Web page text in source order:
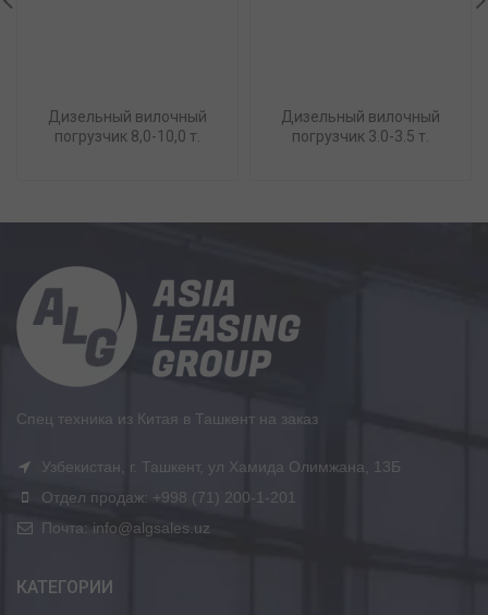
Дизельный вилочный
погрузчик 8,0-10,0 т.
Дизельный вилочный
погрузчик 3.0-3.5 т.
Спец техника из Китая в Ташкент на заказ
Узбекистан, г. Ташкент, ул Хамида Олимжана, 13Б
Отдел продаж: +998 (71) 200-1-201
Почта: info@algsales.uz
КАТЕГОРИИ